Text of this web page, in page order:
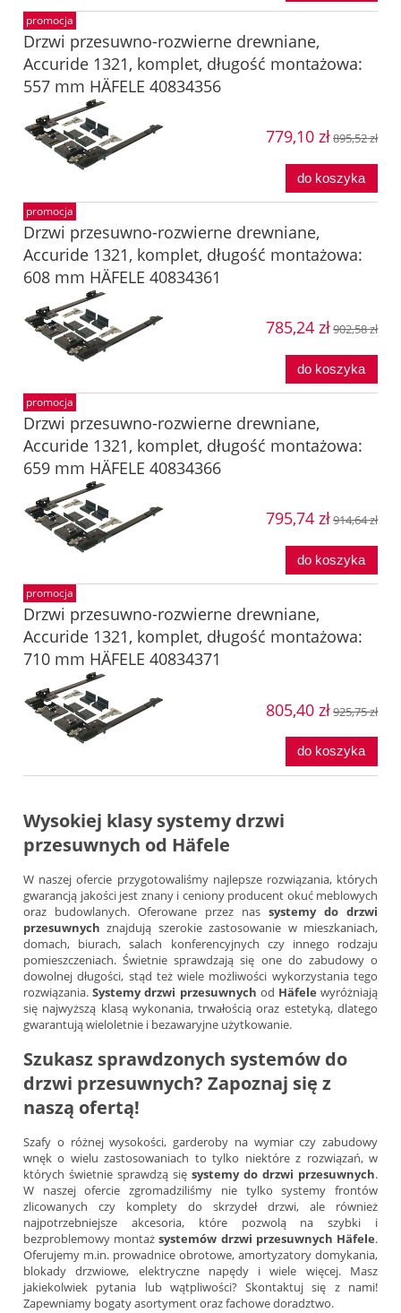
Drzwi przesuwno-rozwierne drewniane,
Accuride 1321, komplet, długość montażowa:
557 mm HÄFELE 40834356
779,10 zł895,52 zł
do koszyka
promocja
Drzwi przesuwno-rozwierne drewniane,
Accuride 1321, komplet, długość montażowa:
608 mm HÄFELE 40834361
785,24 zł902,58 zł
do koszyka
promocja
Drzwi przesuwno-rozwierne drewniane,
Accuride 1321, komplet, długość montażowa:
659 mm HÄFELE 40834366
795,74 zł914,64 zł
do koszyka
promocja
Drzwi przesuwno-rozwierne drewniane,
Accuride 1321, komplet, długość montażowa:
710 mm HÄFELE 40834371
805,40 zł925,75 zł
do koszyka
promocja
Wysokiej klasysystemy drzwi
przesuwnych od Häfele
W naszej ofercie przygotowaliśmy najlepsze rozwiązania, których
gwarancją jakości jest znany i ceniony producent okuć meblowych
oraz budowlanych. Oferowane przez nas systemy do drzwi
przesuwnych znajdują szerokie zastosowanie w mieszkaniach,
domach, biurach, salach konferencyjnych czy innego rodzaju
pomieszczeniach. Świetnie sprawdzają się one do zabudowy o
dowolnej długości, stąd też wiele możliwości wykorzystania tego
rozwiązania.Systemy drzwi przesuwnych od Häfele wyróżniają
się najwyższą klasą wykonania, trwałością oraz estetyką, dlatego
gwarantują wieloletnie i bezawaryjne użytkowanie.
Szukasz sprawdzonych systemów do
drzwi przesuwnych? Zapoznaj się z
naszą ofertą!
Szafy o różnej wysokości, garderoby na wymiar czy zabudowy
wnęk o wielu zastosowaniach to tylko niektóre z rozwiązań, w
których świetnie sprawdzą się systemy do drzwi przesuwnych.
W naszej ofercie zgromadziliśmy nie tylko systemy frontów
zlicowanych czy komplety do skrzydeł drzwi, ale również
najpotrzebniejsze akcesoria, które pozwolą na szybki i
bezproblemowy montażsystemów drzwi przesuwnych Häfele.
Oferujemy m.in. prowadnice obrotowe, amortyzatory domykania,
blokady drzwiowe, elektryczne napędy i wiele więcej. Masz
jakiekolwiek pytania lub wątpliwości? Skontaktuj się z nami!
Zapewniamy bogaty asortyment oraz fachowe doradztwo.